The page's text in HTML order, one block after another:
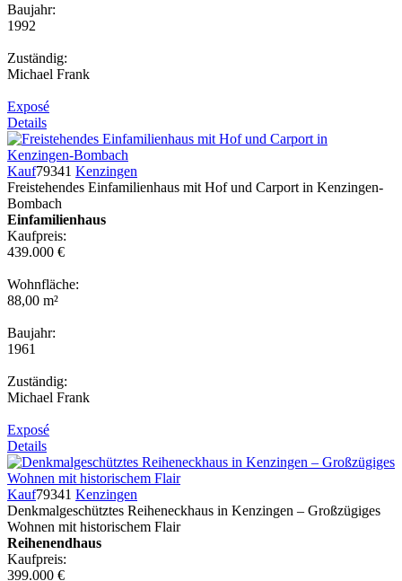
Baujahr:
1992
Zuständig:
Michael Frank
Exposé
Details
Kauf79341 Kenzingen
Freistehendes Einfamilienhaus mit Hof und Carport in Kenzingen-
Bombach
Einfamilienhaus
Kaufpreis:
439.000 €
Wohnfläche:
88,00 m²
Baujahr:
1961
Zuständig:
Michael Frank
Exposé
Details
Kauf79341 Kenzingen
Denkmalgeschütztes Reiheneckhaus in Kenzingen – Großzügiges
Wohnen mit historischem Flair
Reihenendhaus
Kaufpreis:
399.000 €